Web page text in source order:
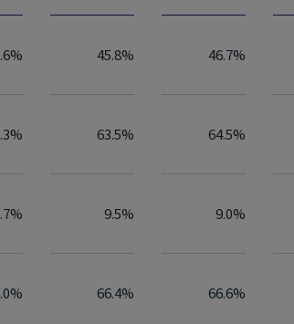
45.8% 46.7%
63.5% 64.5%
9.5% 9.0%
66.4% 66.6%